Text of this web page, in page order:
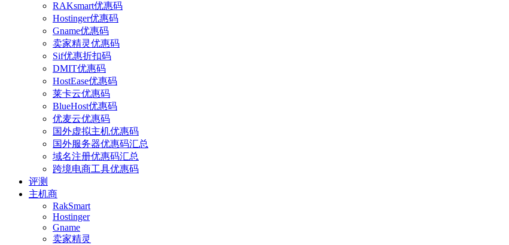
RAKsmart优惠码
Hostinger优惠码
Gname优惠码
卖家精灵优惠码
Sif优惠折扣码
DMIT优惠码
HostEase优惠码
莱卡云优惠码
BlueHost优惠码
优麦云优惠码
国外虚拟主机优惠码
国外服务器优惠码汇总
域名注册优惠码汇总
跨境电商工具优惠码
评测
主机商
RakSmart
Hostinger
Gname
卖家精灵